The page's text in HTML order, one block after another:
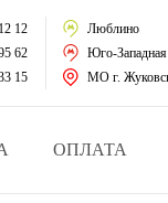
за больными
12
62
15
Люблино
Юго-Западная
МО г.
ОПЛАТА